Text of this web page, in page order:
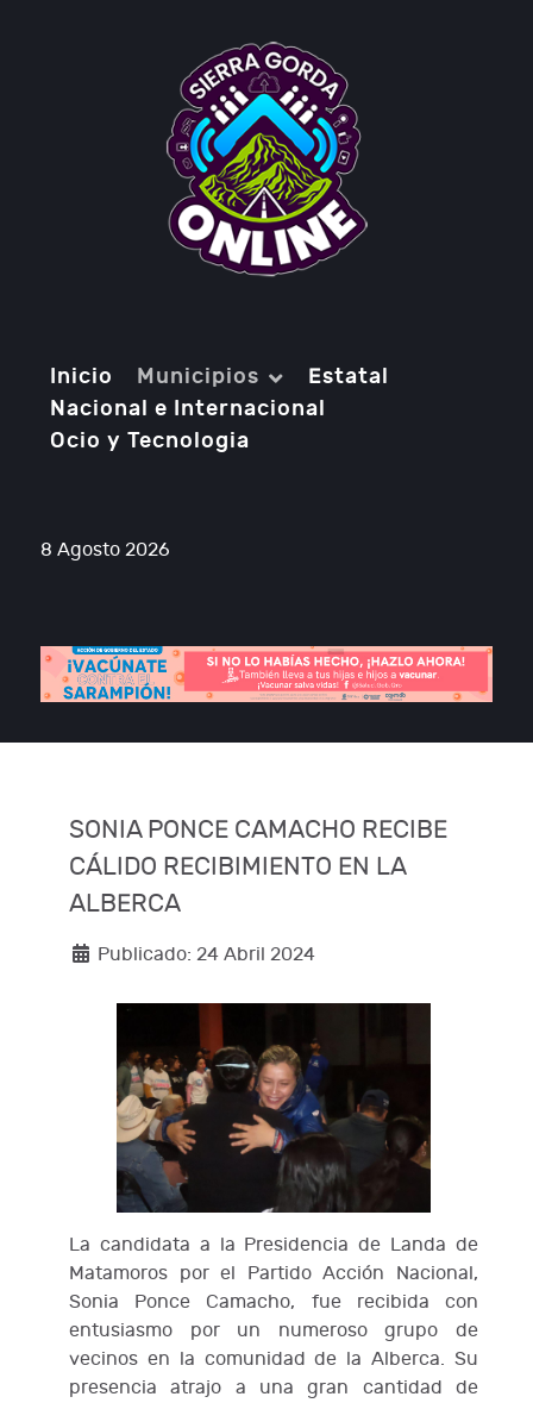
Inicio Municipios
Estatal
Nacional e Internacional
Ocio y Tecnologia
8 Agosto 2026
SONIA PONCE CAMACHO RECIBE
CÁLIDO RECIBIMIENTO EN LA
ALBERCA
Publicado: 24 Abril 2024
La candidata a la Presidencia de Landa de
Matamoros por el Partido Acción Nacional,
Sonia Ponce Camacho, fue recibida con
entusiasmo por un numeroso grupo de
vecinos en la comunidad de la Alberca. Su
presencia atrajo a una gran cantidad de